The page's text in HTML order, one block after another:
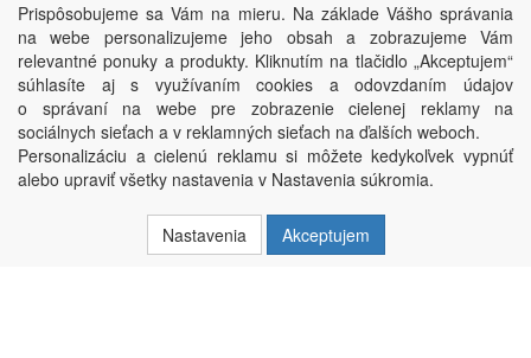
Copyright © Penepex s.r.o. 2025, powered byABRA E-shop
Penepex s.r.o., Za Špicí 1798, 686 03 Staré Město; IČO: 03220923; DIČ:
CZ03220923; zápis do obchodního rejstříku dne 22. 7. 2014, krajský soud v
Brně oddíl C, vložka 84002
Prispôsobujeme sa Vám na mieru. Na základe Vášho správania
na webe personalizujeme jeho obsah a zobrazujeme Vám
relevantné ponuky a produkty. Kliknutím na tlačidlo „Akceptujem“
súhlasíte aj s využívaním cookies a odovzdaním údajov
o správaní na webe pre zobrazenie cielenej reklamy na
sociálnych sieťach a v reklamných sieťach na ďalších weboch.
Personalizáciu a cielenú reklamu si môžete kedykoľvek vypnúť
alebo upraviť všetky nastavenia v Nastavenia súkromia.
Nastavenia Akceptujem